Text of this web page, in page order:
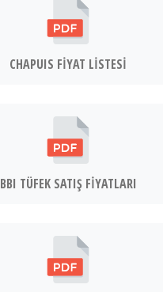
CHAPUIS FİYAT LİSTESİ
BBI TÜFEK SATIŞ FİYATLARI